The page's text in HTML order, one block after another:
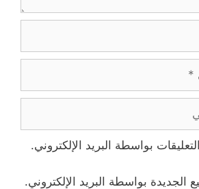
بواسطة البريد الإلكتروني.
الجديدة بواسطة البريد الإلكتروني.